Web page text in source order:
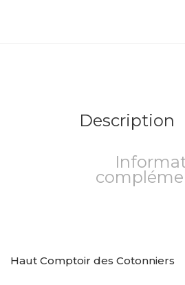
Description
Haut Comptoir des Cotonniers